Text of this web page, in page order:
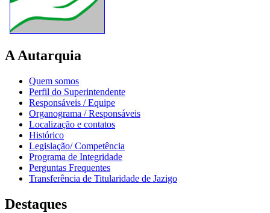
A Autarquia
Quem somos
Perfil do Superintendente
Responsáveis / Equipe
Organograma / Responsáveis
Localização e contatos
Histórico
Legislação/ Competência
Programa de Integridade
Perguntas Frequentes
Transferência de Titularidade de Jazigo
Destaques